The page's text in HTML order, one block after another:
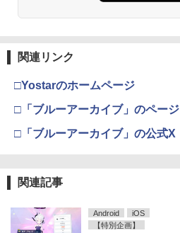
関連リンク
□Yostarのホームページ
□「ブルーアーカイブ」のページ
□「ブルーアーカイブ」の公式X
関連記事
Android
iOS
【特別企画】